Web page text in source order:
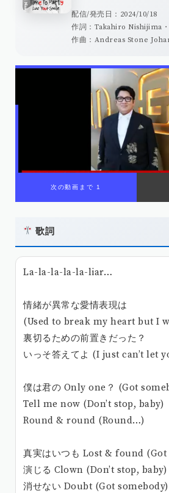
配信/発売日：2024/10/18
作詞：Takahiro Nishijima
作曲：Andreas Stone
歌詞
La-la-la-la-la-liar…
情緒が異常な愛情表現は
(Used to break my heart but I
裏切るための前置きだった？
いっそ答えてよ (I just can’t let
僕は君の Only one？ (Got
Tell me now (Don’t stop, baby)
Round & round (Round…)
真実はいつも Lost & found
演じる Clown (Don’t stop, baby)
消せない Doubt (Got somebody)